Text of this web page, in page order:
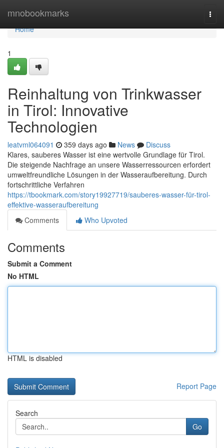
mnobookmarks
Home
Home
1
Reinhaltung von Trinkwasser
in Tirol: Innovative
Technologien
leatvml064091 359 days ago News
Discuss
Klares, sauberes Wasser ist eine wertvolle Grundlage für Tirol.
Die steigende Nachfrage an unsere Wasserressourcen erfordert
umweltfreundliche Lösungen in der Wasseraufbereitung. Durch
fortschrittliche Verfahren
https://tbookmark.com/story19927719/sauberes-wasser-für-tirol-
effektive-wasseraufbereitung
Comments
Who Upvoted
Comments
Submit a Comment
No HTML
HTML is disabled
Report Page
Search
Go